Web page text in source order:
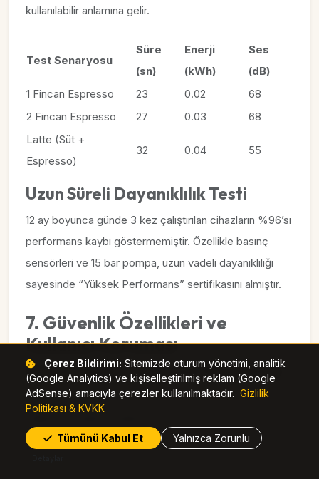
kullanılabilir anlamına gelir.
Test Senaryosu
Süre
(sn)
Enerji
(kWh)
Ses
(dB)
1 Fincan Espresso
23 0.02
68
2 Fincan Espresso
27 0.03
68
Latte (Süt +
Espresso)
32 0.04 55
Uzun Süreli Dayanıklılık Testi
12 ay boyunca günde 3 kez çalıştırılan cihazların %96’sı
performans kaybı göstermemiştir. Özellikle basınç
sensörleri ve 15 bar pompa, uzun vadeli dayanıklılığı
sayesinde “Yüksek Performans” sertifikasını almıştır.
7. Güvenlik Özellikleri ve
Kullanıcı Koruması
Çocuk Kilidi ve Güvenli Başlatma
Makinenin ön panelinde bulunan “Çocuk Kilidi”
düğmesi, yetkisiz kullanımın önüne geçer. Ayrıca, sıcak
su çıkışı için iki aşamalı onay sistemi (dokun ve onayla)
Çerez Bildirimi: Sitemizde oturum yönetimi, analitik
(Google Analytics) ve kişiselleştirilmiş reklam (Google
AdSense) amacıyla çerezler kullanılmaktadır. Gizlilik
Politikası & KVKK
Tümünü Kabul Et Yalnızca Zorunlu